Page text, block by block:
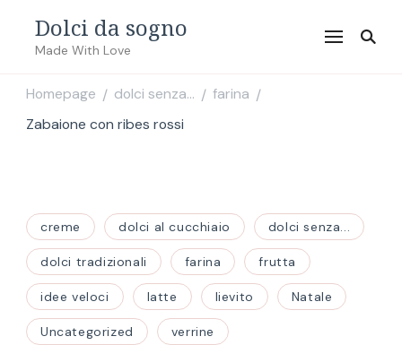
Dolci da sogno
Made With Love
Homepage / dolci senza... / farina /
Zabaione con ribes rossi
creme dolci al cucchiaio dolci senza...
dolci tradizionali farina frutta
idee veloci latte lievito Natale
Uncategorized verrine